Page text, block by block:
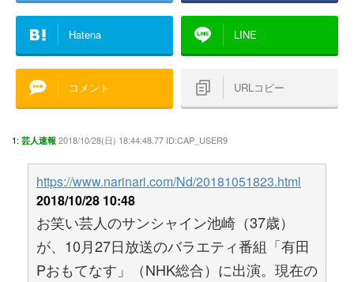
Hatena LINE
コメント URLコピー
1: 芸人速報 2018/10/28(日) 18:44:48.77 ID:CAP_USER9
https://www.narinari.com/Nd/20181051823.html
2018/10/28 10:48
お笑い芸人のサンシャイン池崎（37歳）
が、10月27日放送のバラエティ番組「有田
Pおもてなす」（NHK総合）に出演。現在の